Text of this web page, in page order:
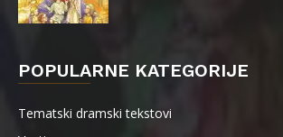
POPULARNE KATEGORIJE
Tematski dramski tekstovi